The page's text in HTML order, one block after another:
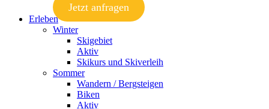
Jetzt anfragen
Erleben
Winter
Skigebiet
Aktiv
Skikurs und Skiverleih
Sommer
Wandern / Bergsteigen
Biken
Aktiv